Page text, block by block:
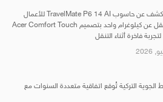
آيسر تكشف عن حاسوب TravelMate P6 14 AI للأعمال
بوزن يقل عن كيلوغرام واحد بتصميم Acer Comfort Touch
فاخرة أثناء التنقل
الجوية التركية تُوقع اتفاقية متعددة السنوات مع